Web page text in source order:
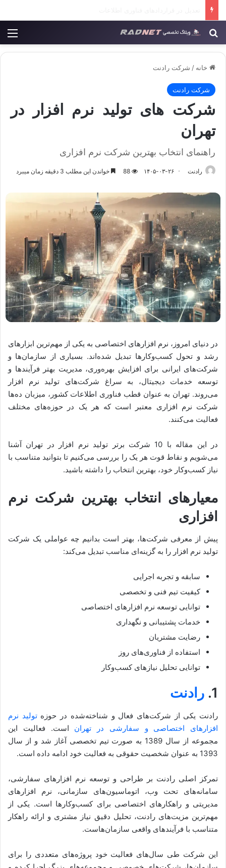
جستجو برای
خانه / شرکت رادنت
شرکت رادنت
شرکت های تولید نرم افزار در
تهران
راهنمای انتخاب بهترین شرکت نرم افزاری
رادنت ۱۴۰۵-۰۳-۲۶ 88 خواندن این مطلب 3 دقیقه زمان میبرد
در دنیای امروز، نرم افزارهای اختصاصی به یکی از مهم‌ترین ابزارهای
رشد و تحول کسب‌وکارها تبدیل شده‌اند. بسیاری از سازمان‌ها و
شرکت‌های ایرانی برای افزایش بهره‌وری، مدیریت بهتر فرآیندها و
توسعه خدمات دیجیتال، به سراغ شرکت‌های تولید نرم افزار
می‌روند. تهران به عنوان قطب فناوری اطلاعات کشور، میزبان ده‌ها
شرکت نرم افزاری معتبر است که هر یک در حوزه‌های مختلف
فعالیت می‌کنند.
در این مقاله با 10 شرکت برتر تولید نرم افزار در تهران آشنا
می‌شویم و نقاط قوت هر یک را بررسی می‌کنیم تا بتوانید متناسب با
نیاز کسب‌وکار خود، بهترین انتخاب را داشته باشید.
معیارهای انتخاب بهترین شرکت نرم
افزاری
پیش از معرفی شرکت‌ها، بهتر است بدانیم چه عواملی یک شرکت
تولید نرم افزار را به گزینه‌ای مناسب تبدیل می‌کند:
سابقه و تجربه اجرایی
کیفیت تیم فنی و تخصصی
توانایی توسعه نرم افزارهای اختصاصی
خدمات پشتیبانی و نگهداری
رضایت مشتریان
استفاده از فناوری‌های روز
توانایی تحلیل نیازهای کسب‌وکار
1. رادنت
رادنت یکی از شرکت‌های فعال و شناخته‌شده در حوزهتولید نرم
افزارهای اختصاصی و سفارشی در تهران است. فعالیت این
مجموعه از سال 1389 به صورت تیم تخصصی آغاز شد و از سال
1393 به عنوان شخصیت حقوقی به فعالیت خود ادامه داده است.
تمرکز اصلی رادنت بر طراحی و توسعه نرم افزارهای سفارشی،
سامانه‌های تحت وب، اتوماسیون‌های سازمانی، نرم افزارهای
مدیریتی و راهکارهای اختصاصی برای کسب‌وکارها است. یکی از
مهم‌ترین مزیت‌های رادنت، تحلیل دقیق نیاز مشتری و ارائه راهکار
متناسب با فرآیندهای واقعی سازمان‌هاست.
این شرکت طی سال‌های فعالیت خود پروژه‌های متعددی را برای